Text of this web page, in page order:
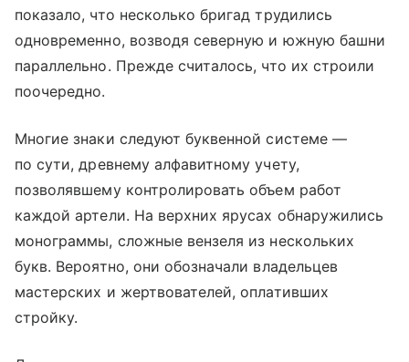
показало, что несколько бригад трудились
одновременно, возводя северную и южную башни
параллельно. Прежде считалось, что их строили
поочередно.
Многие знаки следуют буквенной системе —
по сути, древнему алфавитному учету,
позволявшему контролировать объем работ
каждой артели. На верхних ярусах обнаружились
монограммы, сложные вензеля из нескольких
букв. Вероятно, они обозначали владельцев
мастерских и жертвователей, оплативших
стройку.